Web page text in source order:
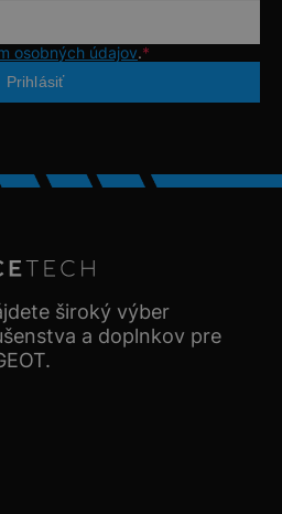
osobných údajov.*
široký výber
a doplnkov pre